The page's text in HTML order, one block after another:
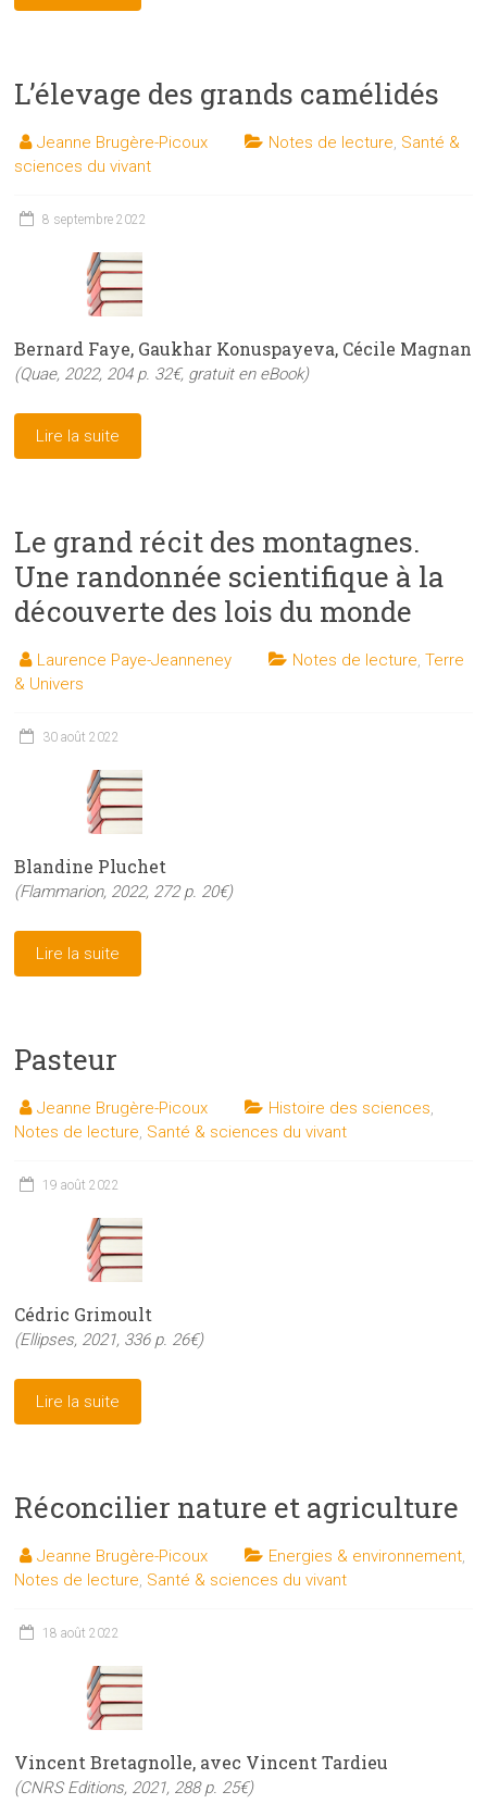
L’élevage des grands camélidés
Jeanne Brugère-Picoux Notes de lecture, Santé &
sciences du vivant
8 septembre 2022
Bernard Faye, Gaukhar Konuspayeva, Cécile Magnan
(Quae, 2022, 204 p. 32€, gratuit en eBook)
Lire la suite
Le grand récit des montagnes.
Une randonnée scientifique à la
découverte des lois du monde
Laurence Paye-Jeanneney Notes de lecture,Terre
& Univers
30 août 2022
Blandine Pluchet
(Flammarion, 2022, 272 p. 20€)
Lire la suite
Pasteur
Jeanne Brugère-Picoux Histoire des sciences,
Notes de lecture, Santé & sciences du vivant
19 août 2022
Cédric Grimoult
(Ellipses, 2021, 336 p. 26€)
Lire la suite
Réconcilier nature et agriculture
Jeanne Brugère-Picoux Energies & environnement,
Notes de lecture, Santé & sciences du vivant
18 août 2022
Vincent Bretagnolle, avec Vincent Tardieu
(CNRS Editions, 2021, 288 p. 25€)